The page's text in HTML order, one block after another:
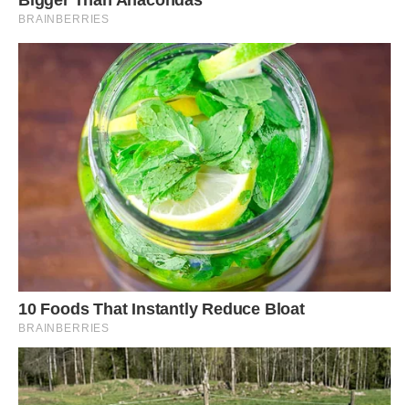
Гнат сам не вловив той момент, коли їх очі почали
зустрічатися все частіше… Як народився той грішний
заборонений струм між ними.
Він спочатку намагався пручатися, опиратися йому,